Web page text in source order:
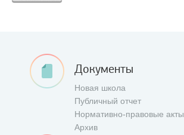
Документы
Новая школа
Публичный отчет
Нормативно-правовые акты
Архив